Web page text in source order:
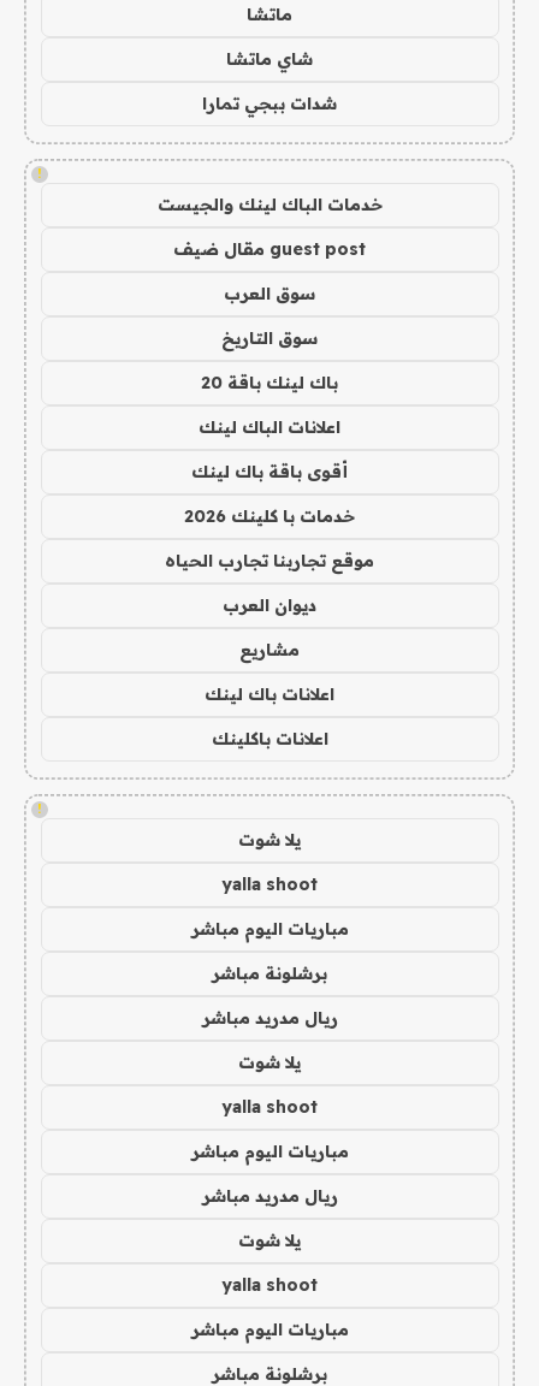
ماتشا
شاي ماتشا
شدات ببجي تمارا
!
خدمات الباك لينك والجيست
guest post مقال ضيف
سوق العرب
سوق التاريخ
باك لينك باقة 20
اعلانات الباك لينك
أقوى باقة باك لينك
خدمات با كلينك 2026
موقع تجاربنا تجارب الحياه
ديوان العرب
مشاريع
اعلانات باك لينك
اعلانات باكلينك
!
يلا شوت
yalla shoot
مباريات اليوم مباشر
برشلونة مباشر
ريال مدريد مباشر
يلا شوت
yalla shoot
مباريات اليوم مباشر
ريال مدريد مباشر
يلا شوت
yalla shoot
مباريات اليوم مباشر
برشلونة مباشر